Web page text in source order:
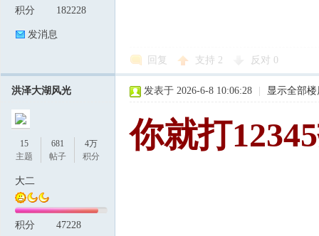
积分 182228
发消息
回复 支持 2 反对 0
洪泽大湖风光
15
主题
681
帖子
4万
积分
大二
积分 47228
发表于 2026-6-8 10:06:28 显示全部楼
你就打